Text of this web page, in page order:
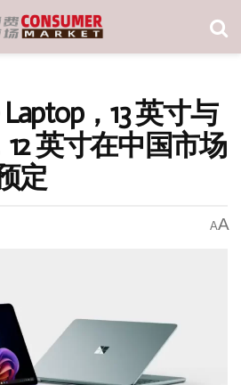
，13 英寸与
12 英寸在中国市场
定
AA